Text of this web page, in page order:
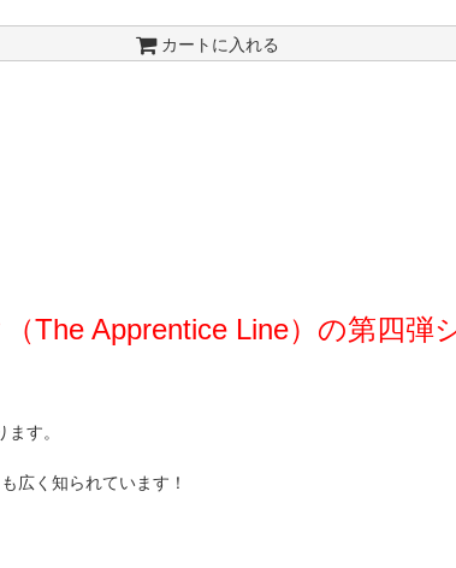
カートに入れる
The Apprentice Line）の第四弾
す。
広く知られています！